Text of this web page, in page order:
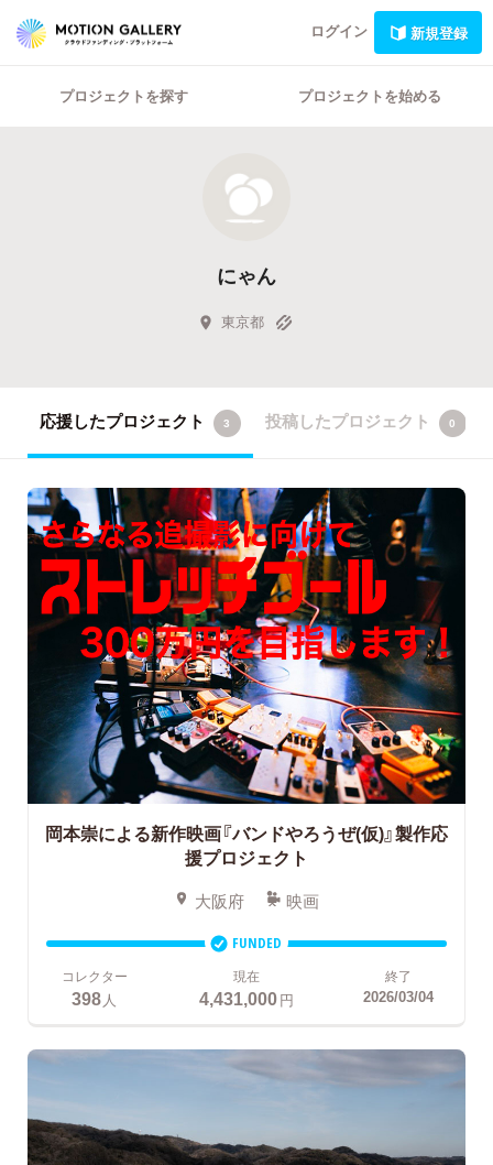
ログイン 新規登録
プロジェクトを探す プロジェクトを始める
にゃん
東京都
応援したプロジェクト 3 投稿したプロジェクト 0
岡本崇による新作映画『バンドやろうぜ(仮)』製作応
援プロジェクト
大阪府 映画
FUNDED
コレクター
398 人
現在
4,431,000円
終了
2026/03/04